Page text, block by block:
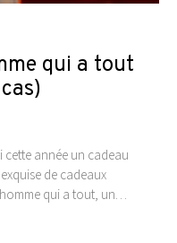
qui a tout
cette année un cadeau
de cadeaux
qui a tout, un…